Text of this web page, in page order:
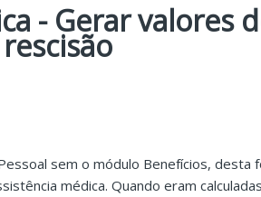
- Gerar valores
sem o módulo Benefícios, desta
médica. Quando eram calculadas